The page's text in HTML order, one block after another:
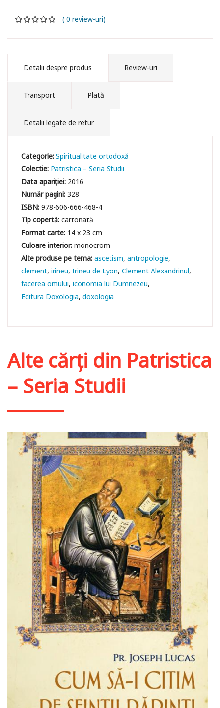
( 0 review-uri)
Detalii despre produs Review-uri
Transport Plată
Detalii legate de retur
Categorie:Spiritualitate ortodoxă
Colectie: Patristica – Seria Studii
Data apariției: 2016
Număr pagini:328
ISBN:978-606-666-468-4
Tip copertă:cartonată
Format carte: 14 x 23 cm
Culoare interior:monocrom
ascetism antropologie
clement irineu Irineu de Lyon Clement Alexandrinul
facerea omului iconomia lui Dumnezeu
Editura Doxologia doxologia
Alte cărți din Patristica
– Seria Studii